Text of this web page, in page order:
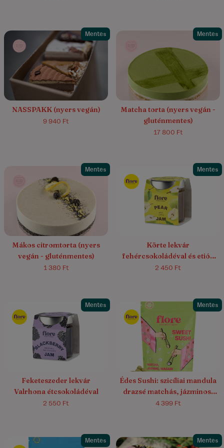
Mentes
4.6/5 (11)
NASSPAKK (nyers vegán)
9 940 Ft
Mentes
4.4/5 (23)
Matcha torta (nyers vegán -
gluténmentes)
17 800 Ft
Mentes
4.0/5 (68)
Mákos citromtorta (nyers
vegán - gluténmentes)
1 380 Ft
Mentes
Körte lekvár
fehércsokoládéval és etióp
kávéval
2 450 Ft
Mentes
Feketeszeder lekvár
Valrhona étcsokoládéval
2 550 Ft
Mentes
Édes Sushi: szicíliai mandula
drazsé matchás, jázminos,
wasabis fehércsokoládéban
4 399 Ft
Mentes Mentes